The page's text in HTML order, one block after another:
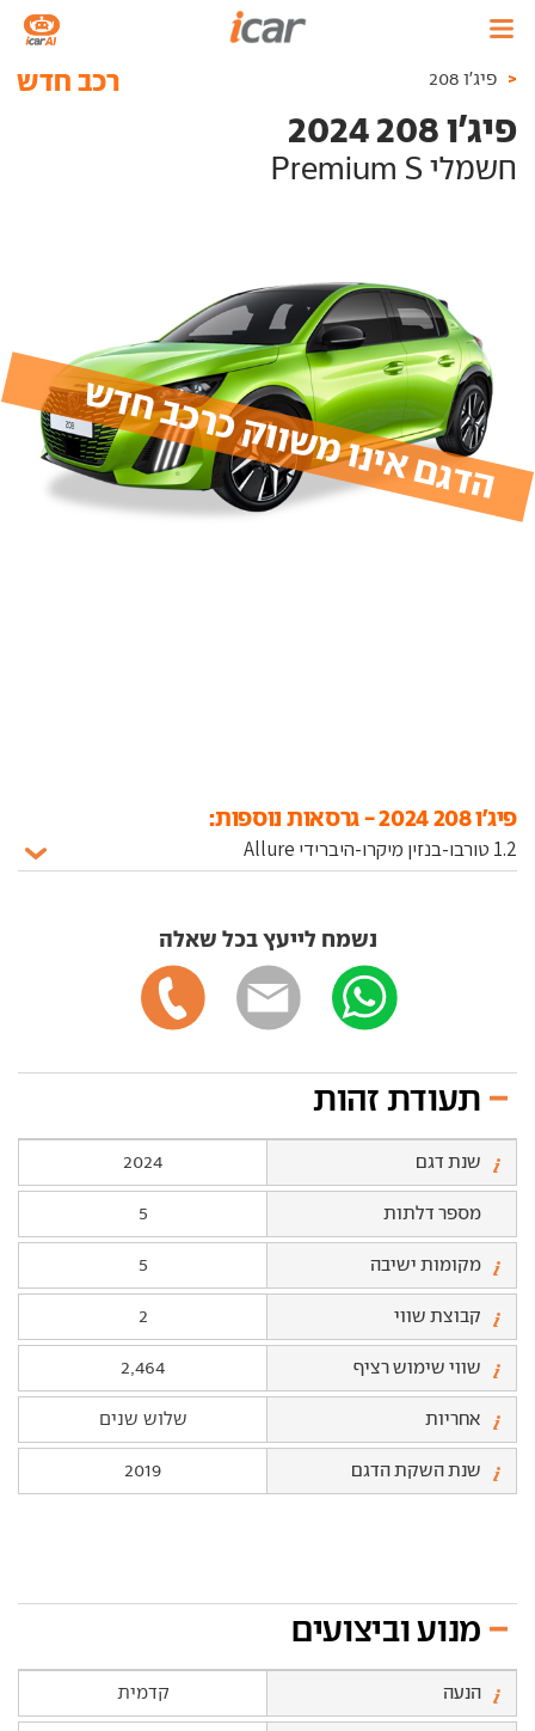
< פיג'ו 208
הדגם אינו משווק כרכב חדש
פיג'ו 208 2024
רכב חדש
חשמלי Premium S
פיג'ו 208 2024 - גרסאות נוספות:
נשמח לייעץ בכל שאלה
תעודת זהות
שנת דגם 2024
מספר דלתות 5
מקומות ישיבה 5
קבוצת שווי 2
שווי שימוש רציף 2,464
אחריות שלוש שנים
שנת השקת הדגם 2019
מנוע וביצועים
הנעה קדמית